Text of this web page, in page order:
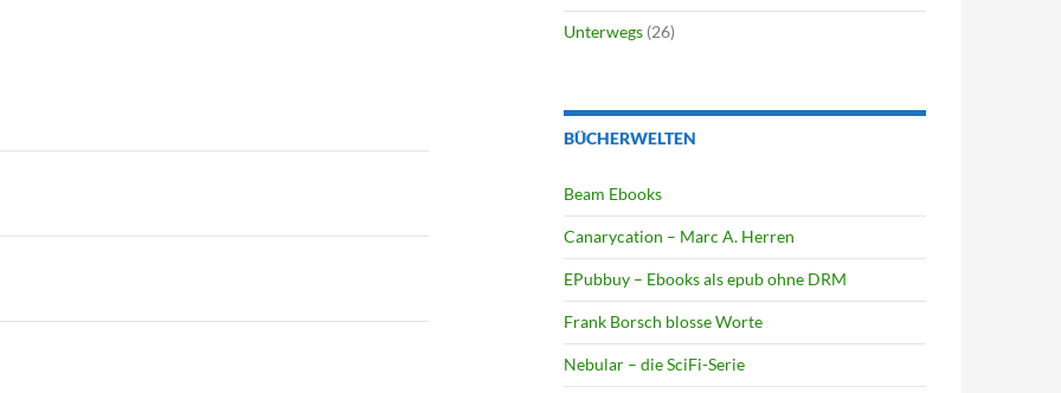
Unterwegs (26)
BÜCHERWELTEN
Beam Ebooks
Canarycation – Marc A. Herren
EPubbuy – Ebooks als epub ohne DRM
Frank Borsch blosse Worte
Nebular – die SciFi-Serie